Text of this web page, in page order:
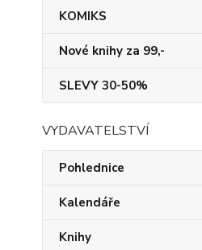
KOMIKS
Nové knihy za 99,-
SLEVY 30-50%
VYDAVATELSTVÍ
Pohlednice
Kalendáře
Knihy